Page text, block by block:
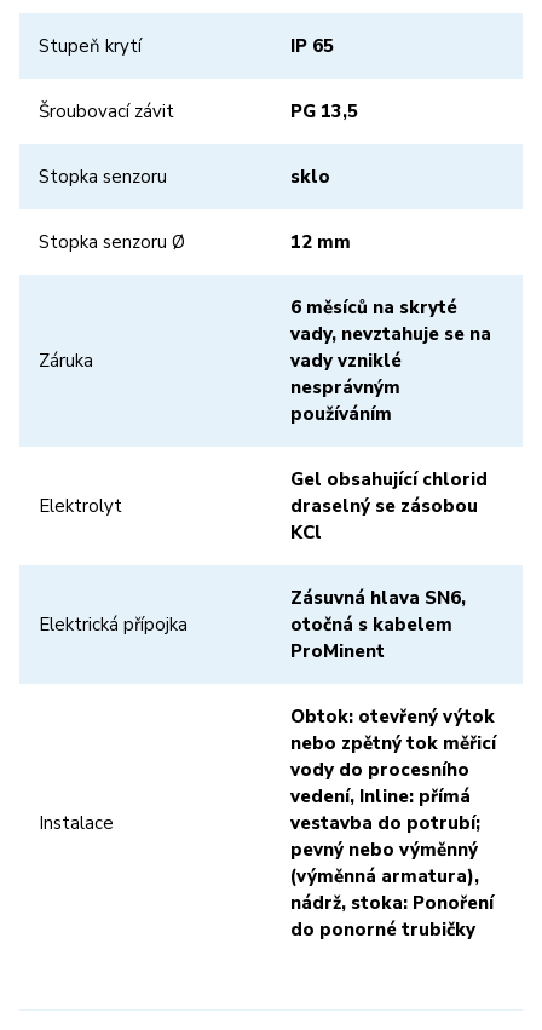
Stupeň krytí IP 65
Šroubovací závit PG 13,5
Stopka senzoru sklo
Stopka senzoru Ø 12 mm
Záruka
6 měsíců na skryté
vady, nevztahuje se na
vady vzniklé
nesprávným
používáním
Elektrolyt
Gel obsahující chlorid
draselný se zásobou
KCl
Elektrická přípojka
Zásuvná hlava SN6,
otočná s kabelem
ProMinent
Instalace
Obtok: otevřený výtok
nebo zpětný tok měřicí
vody do procesního
vedení, Inline: přímá
vestavba do potrubí;
pevný nebo výměnný
(výměnná armatura),
nádrž, stoka: Ponoření
do ponorné trubičky